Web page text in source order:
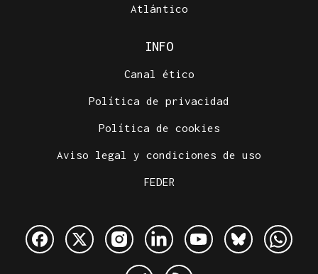
Atlántico
INFO
Canal ético
Política de privacidad
Política de cookies
Aviso legal y condiciones de uso
FEDER